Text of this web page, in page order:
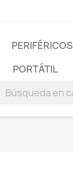
PERIFÉRICOS
PORTÁTIL